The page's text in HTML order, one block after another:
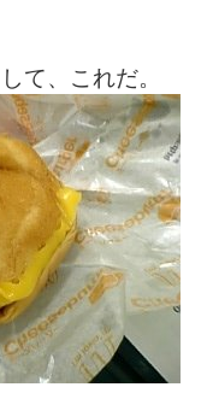
て、これだ。